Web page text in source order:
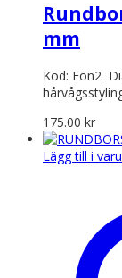
mm
Kod: Fön2
175.00 kr
Lägg till i